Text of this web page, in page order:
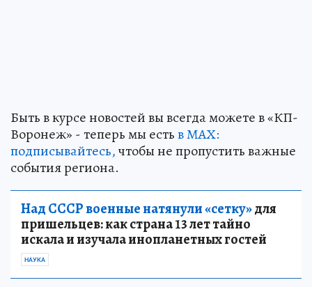
Быть в курсе новостей вы всегда можете в «КП-
Воронеж» - теперь мы естьв МАХ:
подписывайтесь,чтобы не пропустить важные
события региона.
Над СССР военные натянули «сетку»для
пришельцев: как страна 13 лет тайно
искала и изучала инопланетных гостей
НАУКА